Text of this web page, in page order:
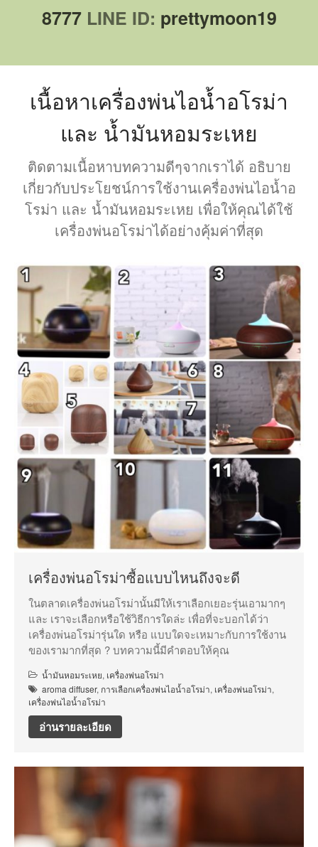
8777LINE ID: prettymoon19
เนื้อหาเครื่องพ่นไอน้ำอโรม่า
และ น้ำมันหอมระเหย
ติดตามเนื้อหาบทความดีๆจากเราได้ อธิบาย
เกี่ยวกับประโยชน์การใช้งานเครื่องพ่นไอน้ำอ
โรม่า และ น้ำมันหอมระเหย เพื่อให้คุณได้ใช้
เครื่องพ่นอโรม่าได้อย่างคุ้มค่าที่สุด
เครื่องพ่นอโรม่าซื้อแบบไหนถึงจะดี
ในตลาดเครื่องพ่นอโรม่านั้นมีให้เราเลือกเยอะรุ่นเอามากๆ
และ เราจะเลือกหรือใช้วิธีการใดล่ะ เพื่อที่จะบอกได้ว่า
เครื่องพ่นอโรม่ารุ่นใด หรือ แบบใดจะเหมาะกับการใช้งาน
ของเรามากที่สุด ? บทความนี้มีคำตอบให้คุณ
น้ำมันหอมระเหย, เครื่องพ่นอโรม่า
aroma diffuser, การเลือกเครื่องพ่นไอน้ำอโรม่า, เครื่องพ่นอโรม่า,
เครื่องพ่นไอน้ำอโรม่า
อ่านรายละเอียด